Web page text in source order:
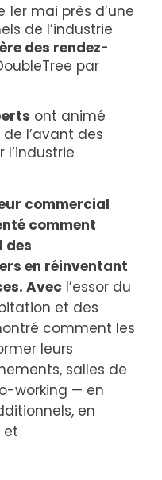
mai près d’une
de l’industrie
des rendez-
par
ont animé
l’avant des
commercial
comment
des
en réinventant
Avecl’essor du
et des
comment les
leurs
salles de
working — en
en
et